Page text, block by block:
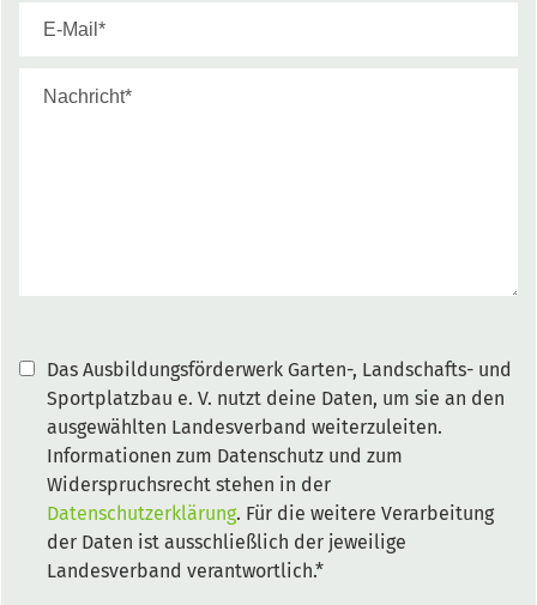
Das Ausbildungsförderwerk Garten-, Landschafts- und
Sportplatzbau e. V. nutzt deine Daten, um sie an den
ausgewählten Landesverband weiterzuleiten.
Informationen zum Datenschutz und zum
Widerspruchsrecht stehen in der
Datenschutzerklärung. Für die weitere Verarbeitung
der Daten ist ausschließlich der jeweilige
Landesverband verantwortlich.*